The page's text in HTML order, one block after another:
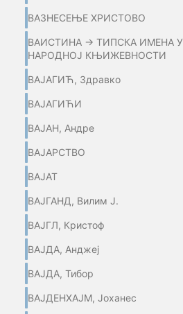
ВАЗНЕСЕЊЕ ХРИСТОВО
ВАИСТИНА → ТИПСКА ИМЕНА У
НАРОДНОЈ КЊИЖЕВНОСТИ
ВАЈАГИЋ, Здравко
ВАЈАГИЋИ
ВАЈАН, Андре
ВАЈАРСТВО
ВАЈАТ
ВАЈГАНД, Вилим Ј.
ВАЈГЛ, Кристоф
ВАЈДА, Анджеј
ВАЈДА, Тибор
ВАЈДЕНХАЈМ, Јоханес